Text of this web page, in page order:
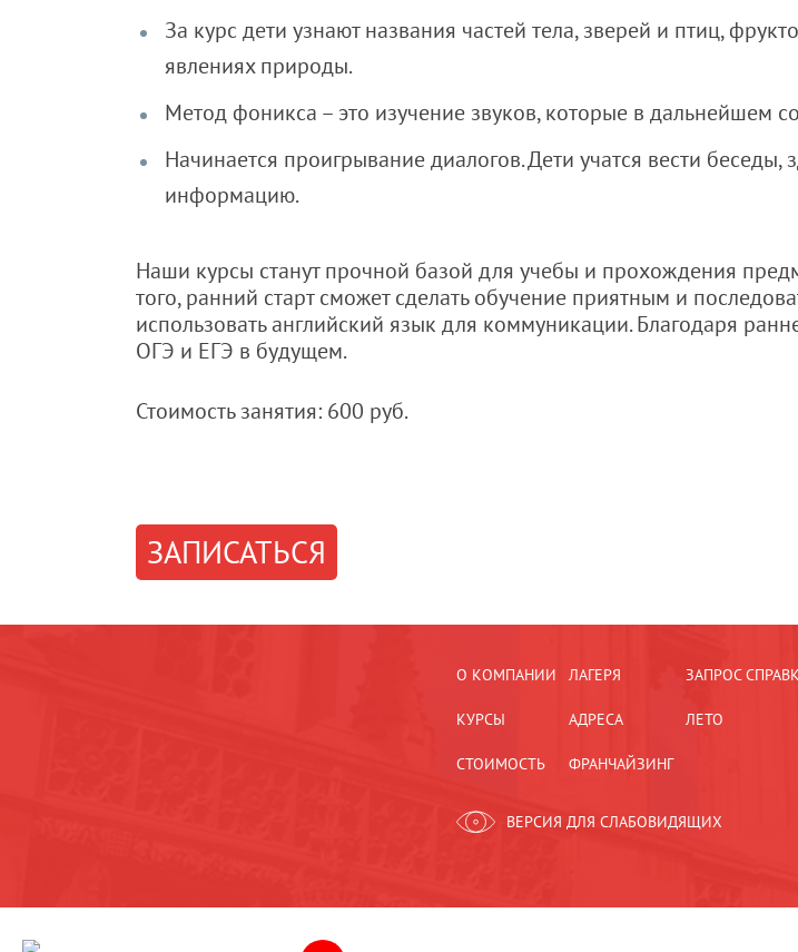
За курс дети узнают названия частей тела, зверей и птиц,
явлениях природы.
Метод фоникса – это изучение звуков, которые в дальнейшем
Начинается проигрывание диалогов. Дети учатся вести
информацию.
Наши курсы станут прочной базой для учебы и прохождения
того, ранний старт сможет сделать обучение приятным и
использовать английский язык для коммуникации. Благодаря
ОГЭ и ЕГЭ в будущем.
Стоимость занятия: 600 руб.
ЗАПИСАТЬСЯ
О КОМПАНИИ
КУРСЫ
СТОИМОСТЬ
ЛАГЕРЯ
АДРЕСА
ФРАНЧАЙЗИНГ
ЗАПРОС
ЛЕТО
ВЕРСИЯ ДЛЯ СЛАБОВИДЯЩИХ